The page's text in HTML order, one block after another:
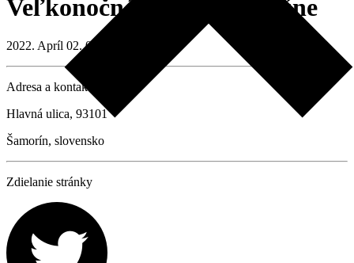
Veľkonočné trhy v Šamoríne
2022. Apríl 02. 08:00
Adresa a kontaktné údaje
Hlavná ulica, 93101
Šamorín, slovensko
Zdielanie stránky